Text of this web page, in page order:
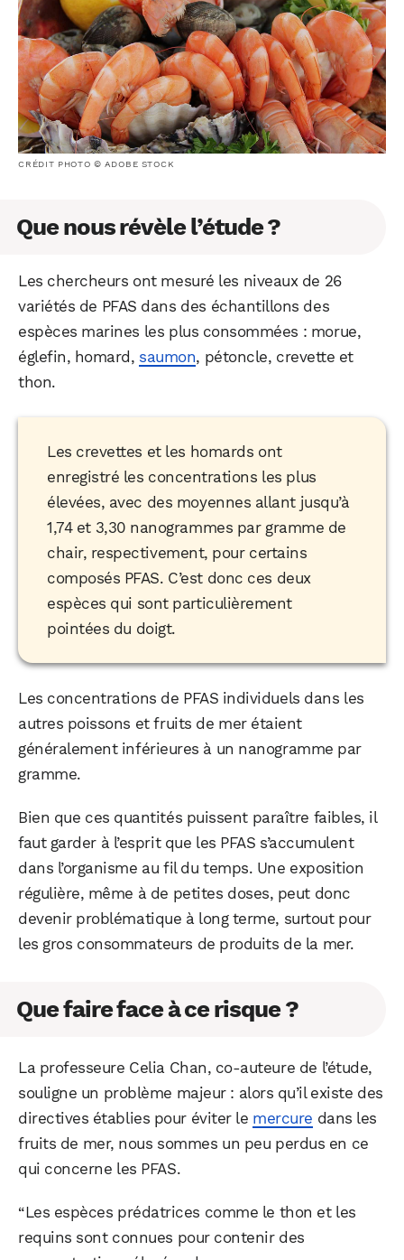
CRÉDIT PHOTO © ADOBE STOCK
Que nous révèle l’étude ?
Les chercheurs ont mesuré les niveaux de 26
variétés de PFAS dans des échantillons des
espèces marines les plus consommées : morue,
églefin, homard, saumon, pétoncle, crevette et
thon.
Les crevettes et les homards ont
enregistré les concentrations les plus
élevées, avec des moyennes allant jusqu’à
1,74 et 3,30 nanogrammes par gramme de
chair, respectivement, pour certains
composés PFAS. C’est donc ces deux
espèces qui sont particulièrement
pointées du doigt.
Les concentrations de PFAS individuels dans les
autres poissons et fruits de mer étaient
généralement inférieures à un nanogramme par
gramme.
Bien que ces quantités puissent paraître faibles, il
faut garder à l’esprit que les PFAS s’accumulent
dans l’organisme au fil du temps. Une exposition
régulière, même à de petites doses, peut donc
devenir problématique à long terme, surtout pour
les gros consommateurs de produits de la mer.
Que faire face à ce risque ?
La professeure Celia Chan, co-auteure de l’étude,
souligne un problème majeur : alors qu’il existe des
directives établies pour éviter le mercure dans les
fruits de mer, nous sommes un peu perdus en ce
qui concerne les PFAS.
“Les espèces prédatrices comme le thon et les
requins sont connues pour contenir des